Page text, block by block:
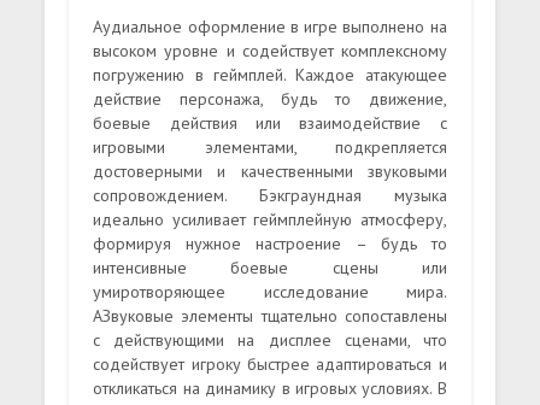
Аудиальное оформление в игре выполнено на
высоком уровне и содействует комплексному
погружению в геймплей. Каждое атакующее
действие персонажа, будь то движение,
боевые действия или взаимодействие с
игровыми элементами, подкрепляется
достоверными и качественными звуковыми
сопровождением. Бэкграундная музыка
идеально усиливает геймплейную атмосферу,
формируя нужное настроение – будь то
интенсивные боевые сцены или
умиротворяющее исследование мира.
АЗвуковые элементы тщательно сопоставлены
с действующими на дисплее сценами, что
содействует игроку быстрее адаптироваться и
откликаться на динамику в игровых условиях. В